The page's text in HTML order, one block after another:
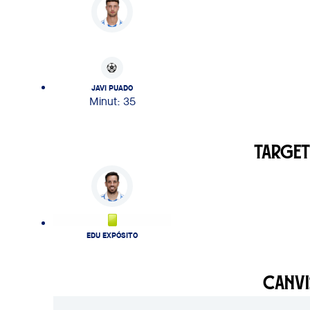
JAVI PUADO
Minut: 35
EDU EXPÓSITO